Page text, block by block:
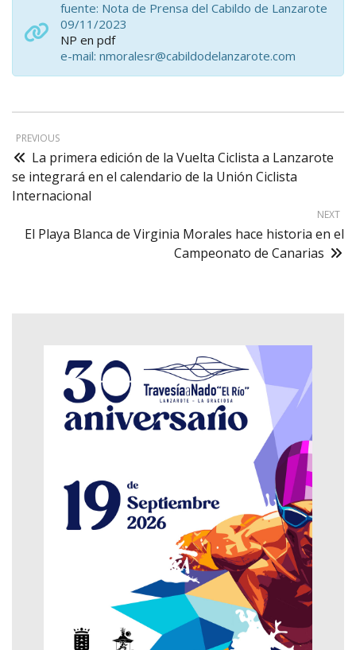
fuente: Nota de Prensa del Cabildo de Lanzarote
09/11/2023
NP en pdf
e-mail: nmoralesr@cabildodelanzarote.com
PREVIOUS
La primera edición de la Vuelta Ciclista a Lanzarote
se integrará en el calendario de la Unión Ciclista
Internacional
NEXT
El Playa Blanca de Virginia Morales hace historia en el
Campeonato de Canarias